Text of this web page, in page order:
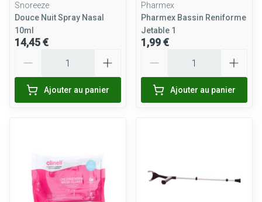
Snoreeze
Douce Nuit Spray Nasal
10ml
14,45 €
Ajouter au panier
Pharmex
Pharmex Bassin Reniforme
Jetable 1
1,99 €
Ajouter au panier